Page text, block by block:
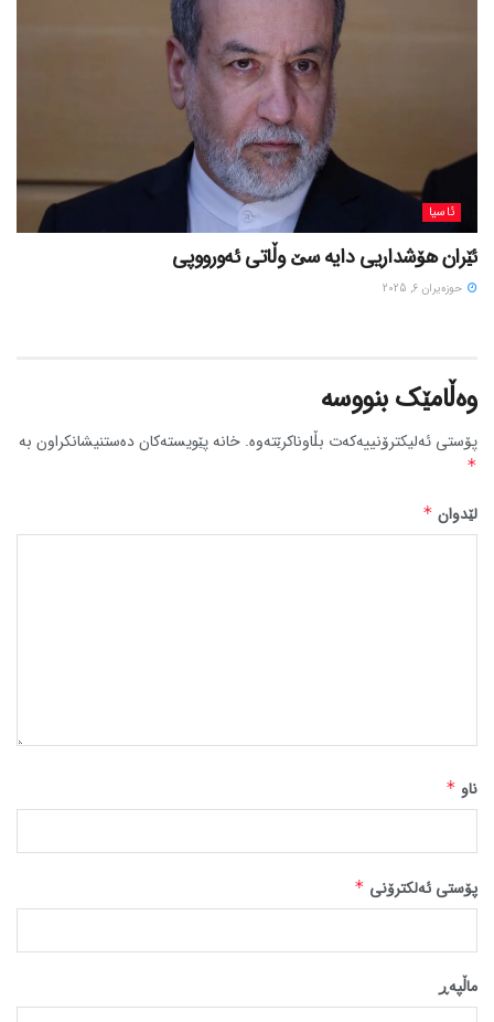
ئاسیا
ئێران هۆشداریی دایە سێ وڵاتی ئەورووپی
حوزه‌یران 6, 2025
وەڵامێک بنووسە
پۆستی ئەلیکترۆنییەکەت بڵاوناکرێتەوە. خانە پێویستەکان دەستنیشانکراون بە
*
لێدوان *
ناو *
پۆستی ئەلکترۆنی *
ماڵپه‌ڕ